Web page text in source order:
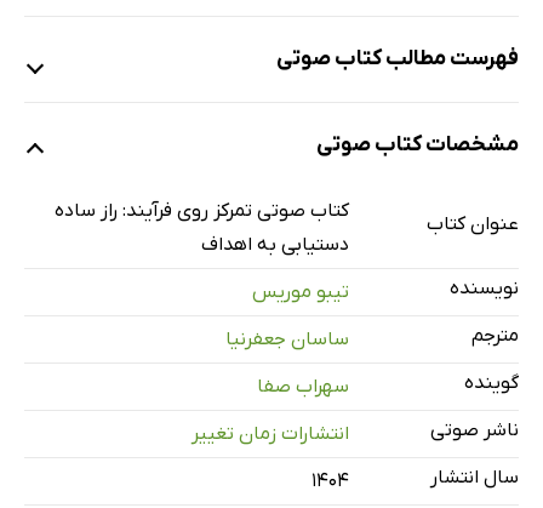
فهرست مطالب کتاب صوتی
نمونه
4 دقیقه مقدمه
قسمت اول: فرآیند چیست و چرا اهمیت دارد
مشخصات کتاب صوتی
عنوان کتاب
کتاب صوتی تمرکز روی فرآیند: راز ساده
دستیابی به اهداف
نویسنده
تیبو موریس
مترجم
ساسان جعفرنیا
گوینده
سهراب صفا
ناشر صوتی
انتشارات زمان تغییر
سال انتشار
۱۴۰۴